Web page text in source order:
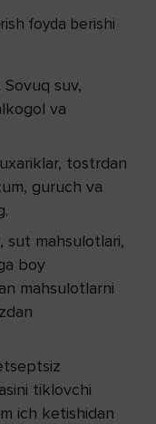
foyda berishi
suv,
va
tostrdan
guruch va
sut mahsulotlari,
boy
mahsulotlarni
tiklovchi
ich ketishidan